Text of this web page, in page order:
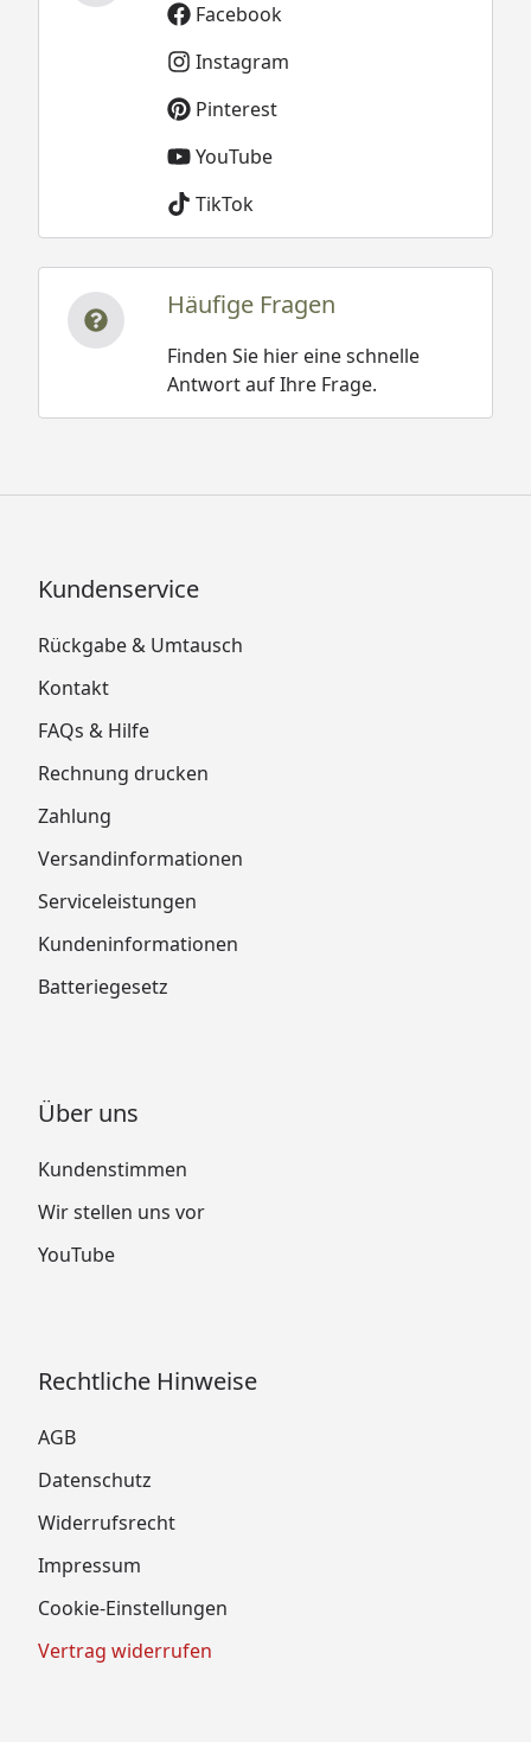
Facebook
Instagram
Pinterest
YouTube
TikTok
Häufige Fragen
Finden Sie hier eine schnelle
Antwort auf Ihre Frage.
Kundenservice
Rückgabe & Umtausch
Kontakt
FAQs & Hilfe
Rechnung drucken
Zahlung
Versandinformationen
Serviceleistungen
Kundeninformationen
Batteriegesetz
Über uns
Kundenstimmen
Wir stellen uns vor
YouTube
Rechtliche Hinweise
AGB
Datenschutz
Widerrufsrecht
Impressum
Cookie-Einstellungen
Vertrag widerrufen